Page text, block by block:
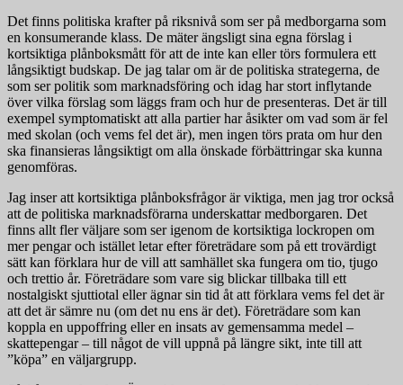
Det finns politiska krafter på riksnivå som ser på medborgarna som
en konsumerande klass. De mäter ängsligt sina egna förslag i
kortsiktiga plånboksmått för att de inte kan eller törs formulera ett
långsiktigt budskap. De jag talar om är de politiska strategerna, de
som ser politik som marknadsföring och idag har stort inflytande
över vilka förslag som läggs fram och hur de presenteras. Det är till
exempel symptomatiskt att alla partier har åsikter om vad som är fel
med skolan (och vems fel det är), men ingen törs prata om hur den
ska finansieras långsiktigt om alla önskade förbättringar ska kunna
genomföras.
Jag inser att kortsiktiga plånboksfrågor är viktiga, men jag tror också
att de politiska marknadsförarna underskattar medborgaren. Det
finns allt fler väljare som ser igenom de kortsiktiga lockropen om
mer pengar och istället letar efter företrädare som på ett trovärdigt
sätt kan förklara hur de vill att samhället ska fungera om tio, tjugo
och trettio år. Företrädare som vare sig blickar tillbaka till ett
nostalgiskt sjuttiotal eller ägnar sin tid åt att förklara vems fel det är
att det är sämre nu (om det nu ens är det). Företrädare som kan
koppla en uppoffring eller en insats av gemensamma medel –
skattepengar – till något de vill uppnå på längre sikt, inte till att
”köpa” en väljargrupp.